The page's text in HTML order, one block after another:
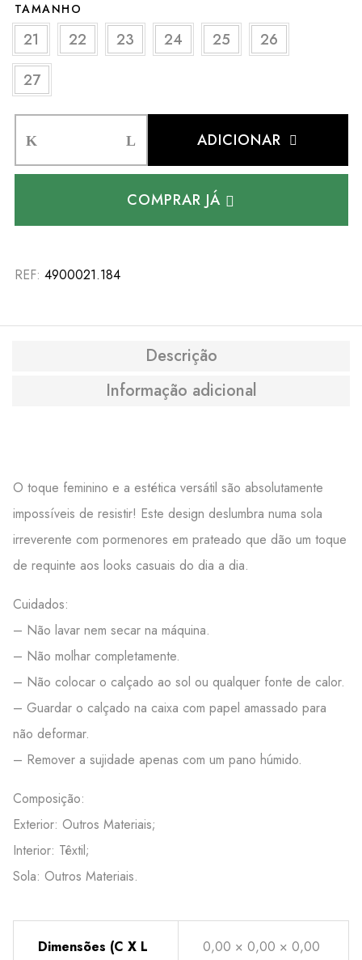
TAMANHO
21 22 23 24 25
26
27
ADICIONAR
COMPRAR JÁ
REF: 4900021.184
Descrição
Informação adicional
O toque feminino e a estética versátil são absolutamente
impossíveis de resistir! Este design deslumbra numa sola
irreverente com pormenores em prateado que dão um toque
de requinte aos looks casuais do dia a dia.
Cuidados:
– Não lavar nem secar na máquina.
– Não molhar completamente.
– Não colocar o calçado ao sol ou qualquer fonte de calor.
– Guardar o calçado na caixa com papel amassado para
não deformar.
– Remover a sujidade apenas com um pano húmido.
Composição:
Exterior: Outros Materiais;
Interior: Têxtil;
Sola: Outros Materiais.
Dimensões (C X L
0,00 × 0,00 × 0,00